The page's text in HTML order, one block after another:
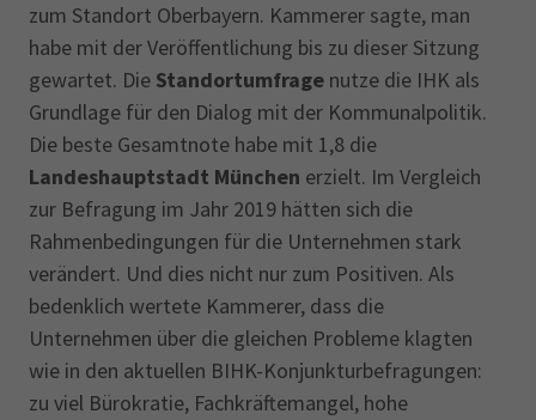
zum Standort Oberbayern. Kammerer sagte, man
habe mit der Veröffentlichung bis zu dieser Sitzung
gewartet. Die Standortumfrage nutze die IHK als
Grundlage für den Dialog mit der Kommunalpolitik.
Die beste Gesamtnote habe mit 1,8 die
Landeshauptstadt München erzielt. Im Vergleich
zur Befragung im Jahr 2019 hätten sich die
Rahmenbedingungen für die Unternehmen stark
verändert. Und dies nicht nur zum Positiven. Als
bedenklich wertete Kammerer, dass die
Unternehmen über die gleichen Probleme klagten
wie in den aktuellen BIHK-Konjunkturbefragungen:
zu viel Bürokratie, Fachkräftemangel, hohe